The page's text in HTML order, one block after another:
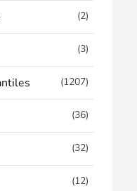
(2)
(3)
(1207)
(36)
(32)
(12)